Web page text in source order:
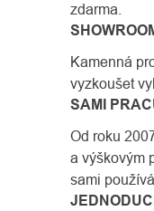
zdarma.
Kamenná
vyzkoušet
SAMI
Od roku
a výškovým
sami